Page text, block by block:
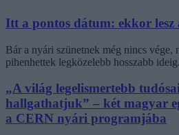
Itt a pontos dátum: ekkor lesz
Bár a nyári szünetnek még nincs vége,
pihenhettek legközelebb hosszabb ideig.
„A világ legelismertebb
hallgathatjuk” – két magyar
a CERN nyári programjába